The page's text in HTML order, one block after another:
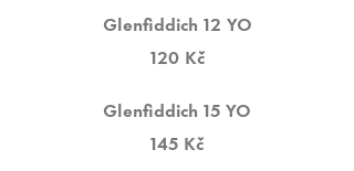
Glenfiddich 12 YO
120 Kč
Glenfiddich 15 YO
145 Kč